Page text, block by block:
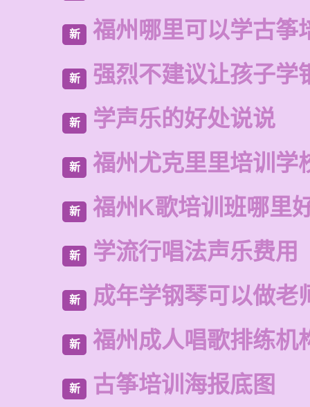
新 福州哪里可以学古筝
新 强烈不建议让孩子学
新 学声乐的好处说说
新 福州尤克里里培训学
新 福州K歌培训班哪里
新 学流行唱法声乐费用
新 成年学钢琴可以做老
新 福州成人唱歌排练机
新 古筝培训海报底图